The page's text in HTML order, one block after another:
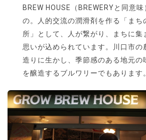
BREW HOUSE（BREWERYと同意
の。人的交流の潤滑剤を作る「まち
所」として、人が繋がり、まちに集
思いが込められています。川口市の
造りに生かし、季節感のある地元の
を醸造するブルワリーでもあります。